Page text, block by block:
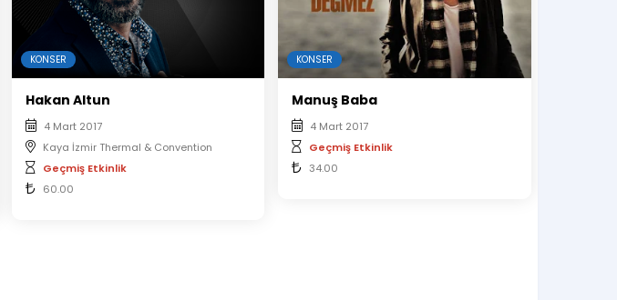
KONSER
Hakan Altun
4 Mart 2017
Kaya İzmir Thermal & Convention
Geçmiş Etkinlik
60.00
KONSER
Manuş Baba
4 Mart 2017
Geçmiş Etkinlik
34.00